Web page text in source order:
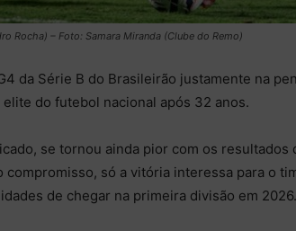
Rocha) – Foto: Samara Miranda (Clube do Remo)
da Série B do Brasileirão justamente na
do futebol nacional após 32 anos.
se tornou ainda pior com os
compromisso, só a vitória interessa para o
de chegar na primeira divisão em 2026.